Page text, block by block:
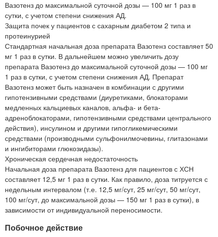
Вазотенз до максимальной суточной дозы — 100 мг 1 раз в
сутки, с учетом степени снижения АД.
Защита почек у пациентов с сахарным диабетом 2 типа и
протеинурией
Стандартная начальная доза препарата Вазотенз составляет 50
мг 1 раз в сутки. В дальнейшем можно увеличить дозу
препарата Вазотенз до максимальной суточной дозы — 100 мг
1 раз в сутки, с учетом степени снижения АД. Препарат
Вазотенз может быть назначен в комбинации с другими
гипотензивными средствами (диуретиками, блокаторами
медленных кальциевых каналов, альфа- и бета-
адреноблокаторами, гипотензивными средствами центрального
действия), инсулином и другими гипогликемическими
средствами (производными сульфонилмочевины, глитазонами
и ингибиторами глюкозидазы).
Хроническая сердечная недостаточность
Начальная доза препарата Вазотенз для пациентов с ХСН
составляет 12,5 мг 1 раз в сутки. Как правило, доза титруется с
недельным интервалом (т.е. 12,5 мг/сут, 25 мг/сут, 50 мг/сут,
100 мг/сут, до максимальной дозы — 150 мг 1 раз в сутки), в
зависимости от индивидуальной переносимости.
Побочное действие